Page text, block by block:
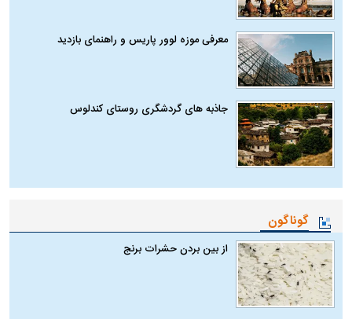
معرفی موزه لوور پاریس و راهنمای بازدید
جاذبه های گردشگری روستای کندلوس
گوناگون
از بین بردن حشرات برنج